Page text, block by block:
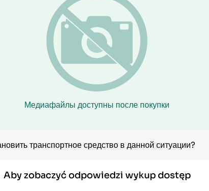
Медиафайлы доступны после покупки
транспортное средство в данной ситуации?
Aby zobaczyć odpowiedzi wykup dostęp